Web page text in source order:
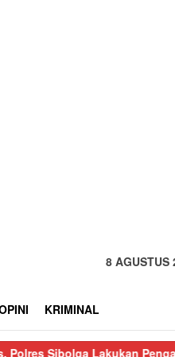
8 AGUSTUS
KRIMINAL
Lakukan Pengamanan